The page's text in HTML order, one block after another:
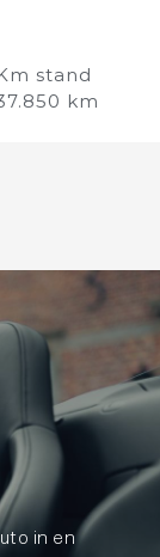
stand
km
in en